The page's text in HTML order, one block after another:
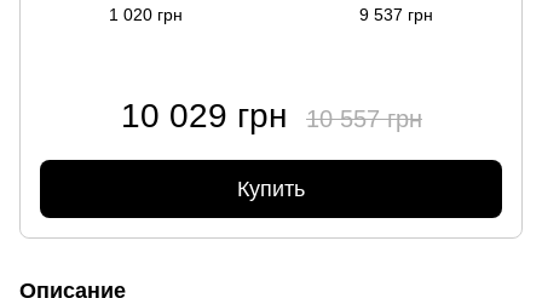
1 020 грн 9 537 грн
10 029 грн 10 557 грн
Купить
Описание